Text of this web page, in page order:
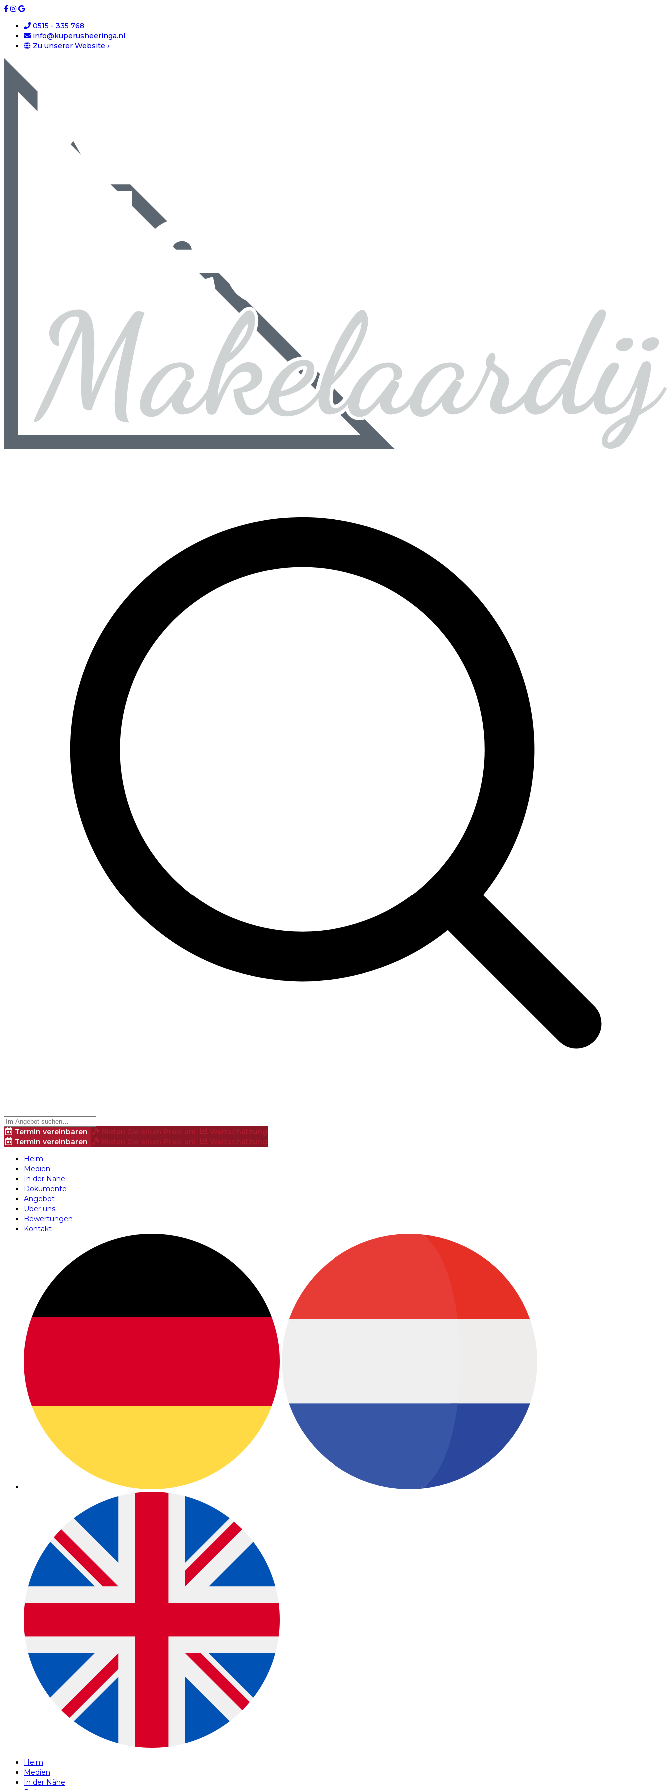
0515 - 335 768
info@kuperusheeringa.nl
Zu unserer Website ›
Termin vereinbaren Bieten Sie einen Preis an!
Wertschätzung
Termin vereinbaren
Bieten Sie einen Preis an!
Wertschätzung
Heim
Medien
In der Nähe
Dokumente
Angebot
Über uns
Bewertungen
Kontakt
Heim
Medien
In der Nähe